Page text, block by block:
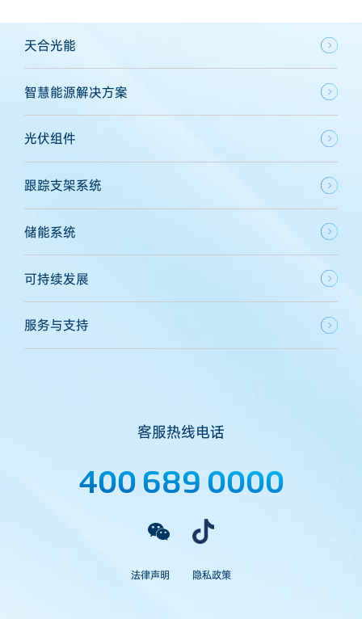
天合光能
智慧能源解决方案
光伏组件
跟踪支架系统
储能系统
可持续发展
服务与支持
客服热线电话
400 689 0000
法律声明 隐私政策